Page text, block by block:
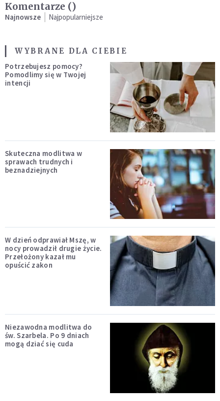
Komentarze ()
Najnowsze Najpopularniejsze
WYBRANE DLA CIEBIE
Potrzebujesz pomocy?
Pomodlimy się w Twojej
intencji
Skuteczna modlitwa w
sprawach trudnych i
beznadziejnych
W dzień odprawiał Mszę, w
nocy prowadził drugie życie.
Przełożony kazał mu
opuścić zakon
Niezawodna modlitwa do
św. Szarbela. Po 9 dniach
mogą dziać się cuda